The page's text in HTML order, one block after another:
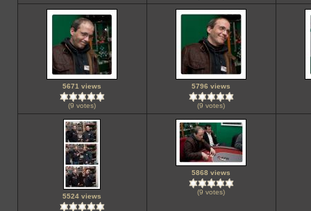
5671 views
(9 votes)
5796 views
(9 votes)
5524 views
5868 views
(9 votes)